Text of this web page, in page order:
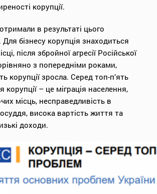
корупції.
в результаті цього
бізнесу корупція знаходиться
після збройної агресії Російської
з попередніми роками,
корупції зросла. Серед топ-п’ять
корупції – це міграція населення,
місць, несправедливість в
висока вартість життя та
доходи.